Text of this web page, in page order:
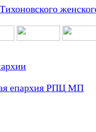
епархия РПЦ МП